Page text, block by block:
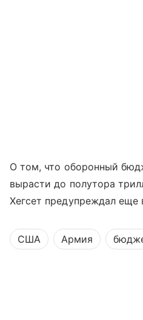
О том, что оборонный
вырасти до полутора
Хегсет предупреждал еще
США Армия